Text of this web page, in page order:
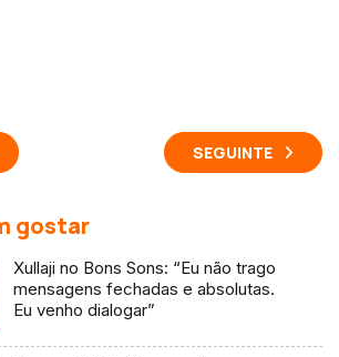
SEGUINTE
gostar
Xullaji no Bons Sons: “Eu não trago
mensagens fechadas e absolutas.
Eu venho dialogar”